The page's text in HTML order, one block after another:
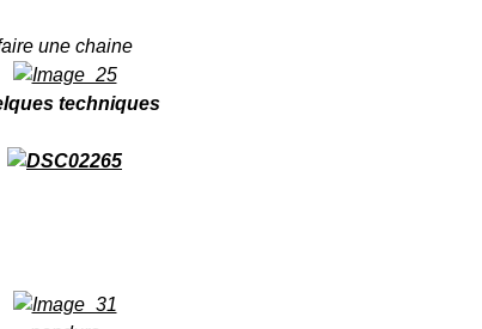
une chaine
techniques